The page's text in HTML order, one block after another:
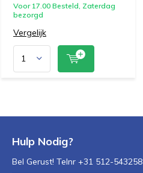
Voor 17.00 Besteld, Zaterdag
bezorgd
Vergelijk
Hulp Nodig?
Bel Gerust! Telnr +31 512-543258